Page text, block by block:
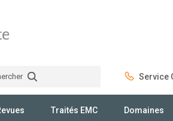
Service
Traités EMC Domaines